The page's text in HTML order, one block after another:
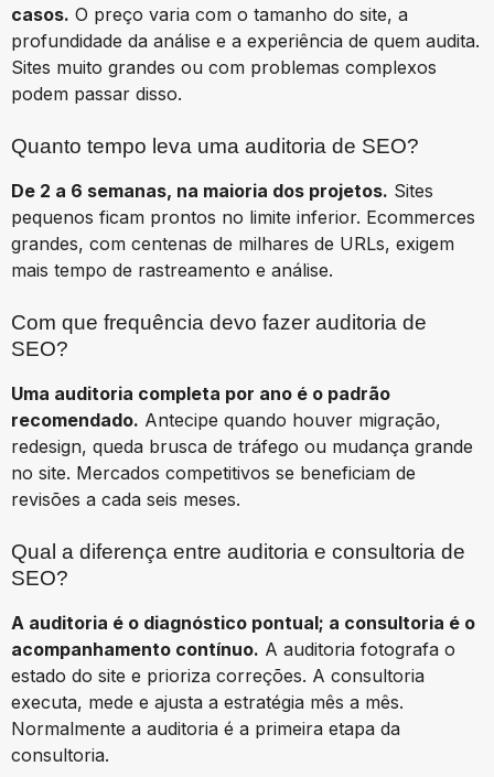
casos. O preço varia com o tamanho do site, a
profundidade da análise e a experiência de quem audita.
Sites muito grandes ou com problemas complexos
podem passar disso.
Quanto tempo leva uma auditoria de SEO?
De 2 a 6 semanas, na maioria dos projetos. Sites
pequenos ficam prontos no limite inferior. Ecommerces
grandes, com centenas de milhares de URLs, exigem
mais tempo de rastreamento e análise.
Com que frequência devo fazer auditoria de
SEO?
Uma auditoria completa por ano é o padrão
recomendado. Antecipe quando houver migração,
redesign, queda brusca de tráfego ou mudança grande
no site. Mercados competitivos se beneficiam de
revisões a cada seis meses.
Qual a diferença entre auditoria e consultoria de
SEO?
A auditoria é o diagnóstico pontual; a consultoria é o
acompanhamento contínuo. A auditoria fotografa o
estado do site e prioriza correções. A consultoria
executa, mede e ajusta a estratégia mês a mês.
Normalmente a auditoria é a primeira etapa da
consultoria.